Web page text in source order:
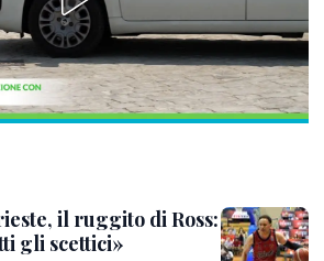
il ruggito di Ross:
gli scettici»